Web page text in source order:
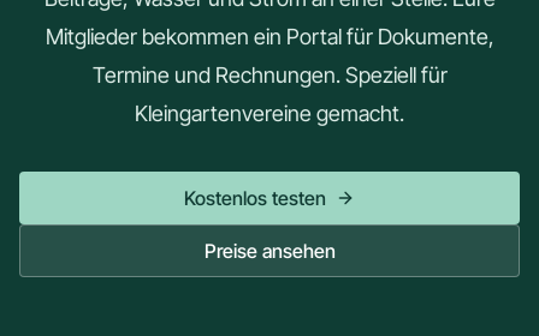
Mitglieder bekommen ein Portal für Dokumente,
Termine und Rechnungen. Speziell für
Kleingartenvereine gemacht.
Kostenlos testen
Preise ansehen